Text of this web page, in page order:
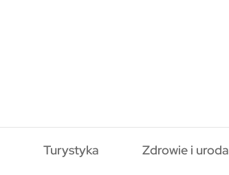
Turystyka Zdrowie i uroda